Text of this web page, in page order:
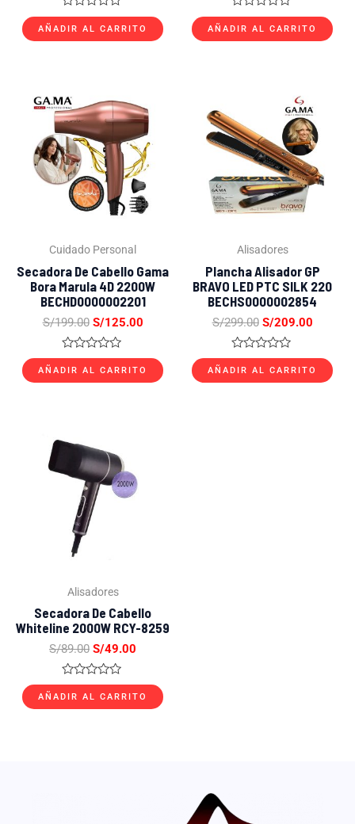
Valorado
con
0
AÑADIR AL CARRITO
Valorado
con
0
AÑADIR AL CARRITO
Cuidado Personal
Secadora De Cabello Gama
Bora Marula 4D 2200W
BECHD0000002201
S/199.00
precio
original
era:
S/199.00.
S/125.00
actual
es:
S/125.00.
Valorado
con
0
AÑADIR AL CARRITO
Alisadores
Plancha Alisador GP
BRAVO LED PTC SILK 220
BECHS0000002854
S/299.00
precio
original
S/299.00.
S/209.00
actual
es:
S/
Valorado
con
0
AÑADIR AL CARRITO
Alisadores
Secadora De Cabello
Whiteline 2000W RCY-8259
S/89.00
original
era:
S/89.00.
S/49.00
S/49.00.
Valorado
con
0
AÑADIR AL CARRITO